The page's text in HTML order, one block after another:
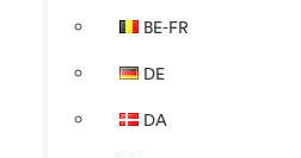
BE-FR
DE
DA